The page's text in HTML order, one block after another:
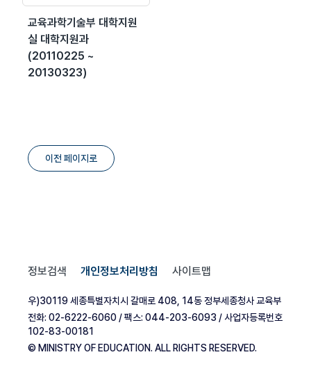
교육과학기술부 대학지원
실 대학지원과
(20110225 ~
20130323)
이전 페이지로
정보검색 개인정보처리방침 사이트맵
우)30119 세종특별자치시 갈매로 408, 14동 정부세종청사 교육부
전화: 02-6222-6060 / 팩스: 044-203-6093 / 사업자등록번호
102-83-00181
© MINISTRY OF EDUCATION. ALL RIGHTS RESERVED.